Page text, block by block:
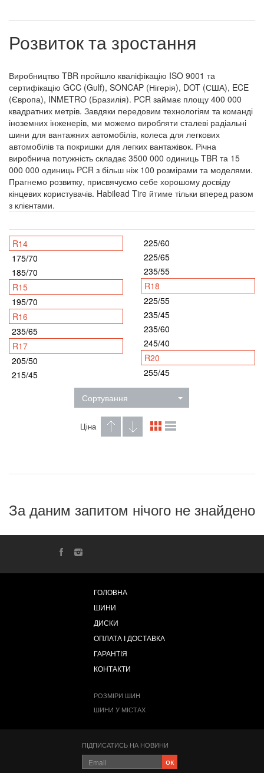
Розвиток та зростання
Виробництво TBR пройшло кваліфікацію ISO 9001 та
сертифікацію GCC (Gulf), SONCAP (Нігерія), DOT (США), ECE
(Європа), INMETRO (Бразилія). PCR займає площу 400 000
квадратних метрів. Завдяки передовим технологіям та команді
іноземних інженерів, ми можемо виробляти сталеві радіальні
шини для вантажних автомобілів, колеса для легкових
автомобілів та покришки для легких вантажівок. Річна
виробнича потужність складає 3500 000 одиниць TBR та 15
000 000 одиниць PCR з більш ніж 100 розмірами та моделями.
Прагнемо розвитку, присвячуємо себе хорошому досвіду
кінцевих користувачів. Habilead Tire йтиме тільки вперед разом
з клієнтами.
R14
175/70
185/70
R15
195/70
R16
235/65
R17
205/50
215/45
225/60
225/65
235/55
R18
225/55
235/45
235/60
245/40
R20
255/45
Сортування
Ціна
За даним запитом нічого не знайдено
ГОЛОВНА
ШИНИ
ДИСКИ
ОПЛАТА І ДОСТАВКА
ГАРАНТІЯ
КОНТАКТИ
РОЗМІРИ ШИН
ШИНИ У МІСТАХ
ПІДПИСАТИСЬ НА НОВИНИ
ок